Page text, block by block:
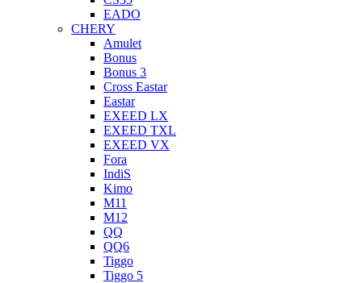
EADO
CHERY
Amulet
Bonus
Bonus 3
Cross Eastar
Eastar
EXEED LX
EXEED TXL
EXEED VX
Fora
IndiS
Kimo
M11
M12
QQ
QQ6
Tiggo
Tiggo 5